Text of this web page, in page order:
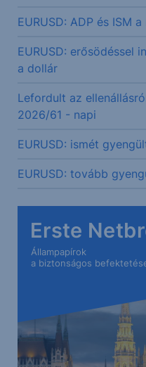
EURUSD: ADP és ISM
EURUSD: erősödéssel
a dollár
Lefordult az
2026/61 - napi
EURUSD: ismét
EURUSD: tovább
Erste
Állampapírok
a biztonságos